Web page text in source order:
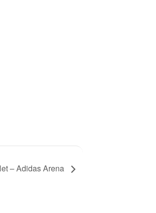
– Adidas Arena